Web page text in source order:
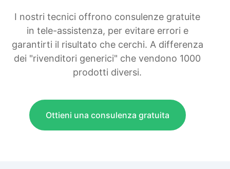
I nostri tecnici offrono consulenze gratuite
in tele-assistenza, per evitare errori e
garantirti il risultato che cerchi. A differenza
dei "rivenditori generici" che vendono 1000
prodotti diversi.
Ottieni una consulenza gratuita